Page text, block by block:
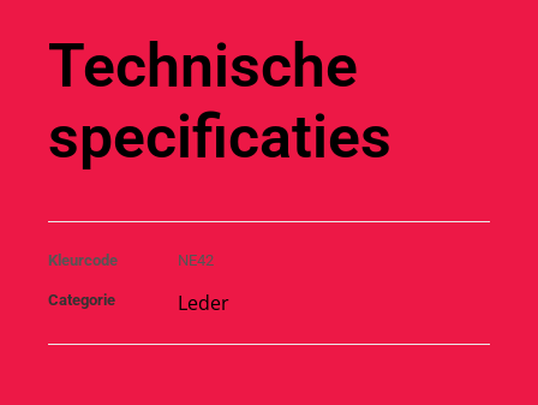
Technische
specificaties
Kleurcode NE42
Categorie Leder